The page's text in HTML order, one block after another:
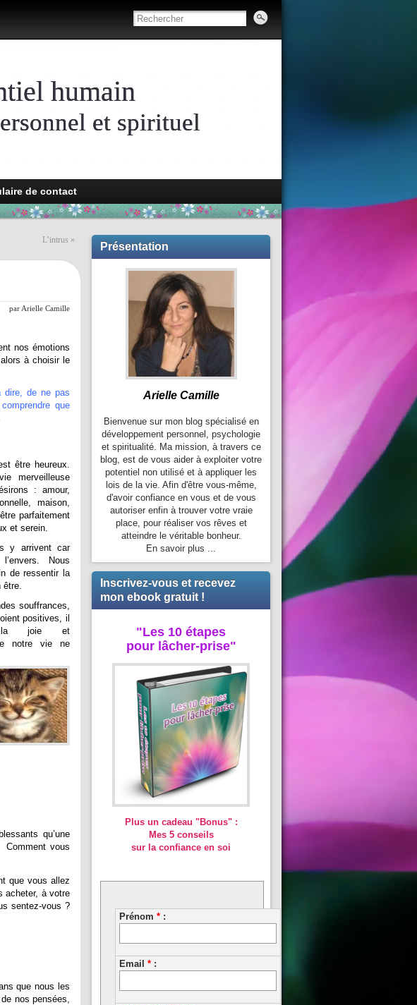
humain
et spirituel
de contact
L’intrus »
par Arielle Camille
nos émotions
à choisir le
dire, de ne pas
que
être heureux.
merveilleuse
: amour,
maison,
parfaitement
et serein.
y arrivent car
Nous
de ressentir la
être.
souffrances,
positives, il
la joie et
notre vie ne
qu’une
vous
que vous allez
acheter, à votre
sentez-vous ?
que nous les
nos pensées,
Présentation
Arielle Camille
Bienvenue sur mon blog spécialisé en
développement personnel, psychologie
et spiritualité. Ma mission, à travers ce
blog, est de vous aider à exploiter votre
potentiel non utilisé et à appliquer les
lois de la vie. Afin d'être vous-même,
d'avoir confiance en vous et de vous
autoriser enfin à trouver votre vraie
place, pour réaliser vos rêves et
atteindre le véritable bonheur.
En savoir plus ...
Inscrivez-vous et recevez
mon ebook gratuit !
"Les 10 étapes
pour lâcher-prise"
Plus un cadeau "Bonus" :
Mes 5 conseils
sur la confiance en soi
Prénom * :
Email * :